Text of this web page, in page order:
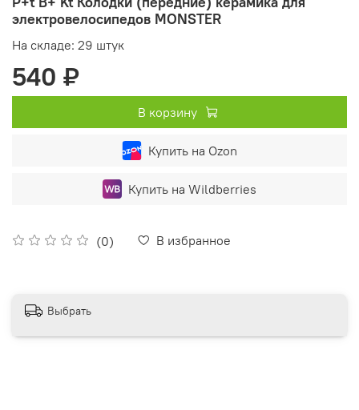
электровелосипедов MONSTER
(0) В избранное
На складе: 29 штук
540 ₽
В корзину
Купить на Ozon
Купить на Wildberries
Выбрать